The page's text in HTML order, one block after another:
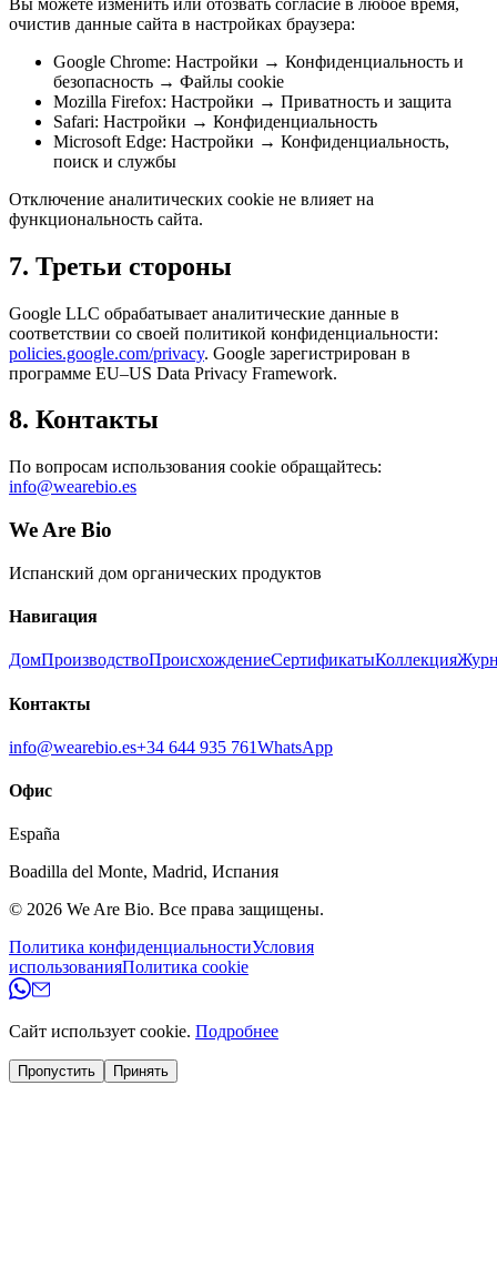
очистив данные сайта в настройках браузера:
Google Chrome: Настройки → Конфиденциальность и
безопасность → Файлы cookie
Mozilla Firefox: Настройки → Приватность и защита
Safari: Настройки → Конфиденциальность
Microsoft Edge: Настройки → Конфиденциальность,
поиск и службы
Отключение аналитических cookie не влияет на
функциональность сайта.
7. Третьи стороны
Google LLC обрабатывает аналитические данные в
соответствии со своей политикой конфиденциальности:
policies.google.com/privacy. Google зарегистрирован в
программе EU–US Data Privacy Framework.
8. Контакты
По вопросам использования cookie обращайтесь:
info@wearebio.es
We Are Bio
Испанский дом органических продуктов
Навигация
ДомПроизводствоПроисхождениеСертификатыКоллекция
Контакты
info@wearebio.es+34 644 935 761WhatsApp
Офис
España
Boadilla del Monte, Madrid, Испания
© 2026 We Are Bio. Все права защищены.
Политика конфиденциальностиУсловия
использованияПолитика cookie
Сайт использует cookie. Подробнее
Пропустить Принять